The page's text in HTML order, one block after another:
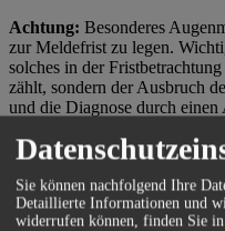
Achtung: Besonderes
zur Meldefrist zu legen.
solches in der
zählt, sondern der Ausbruch
und die Diagnose durch
behilflich!
Sie können nachfolgend Ihre
Detaillierte Informationen und
widerrufen können, finden Sie in